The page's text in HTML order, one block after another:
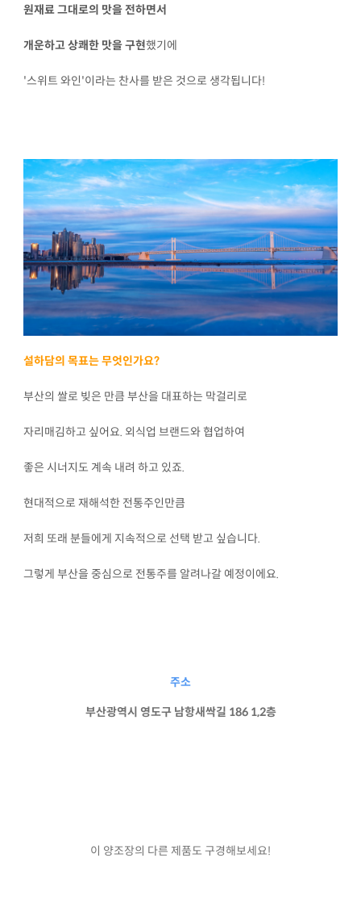
원재료 그대로의 맛을 전하면서
개운하고 상쾌한 맛을 구현했기에
'스위트 와인'이라는 찬사를 받은 것으로 생각됩니다!
설하담의 목표는 무엇인가요?
부산의 쌀로 빚은 만큼 부산을 대표하는 막걸리로
자리매김하고 싶어요. 외식업 브랜드와 협업하여
좋은 시너지도 계속 내려 하고 있죠.
현대적으로 재해석한 전통주인만큼
저희 또래 분들에게 지속적으로 선택 받고 싶습니다.
그렇게 부산을 중심으로 전통주를 알려나갈 예정이에요.
주소
부산광역시 영도구 남항새싹길 186 1,2층
이 양조장의 다른 제품도 구경해보세요!